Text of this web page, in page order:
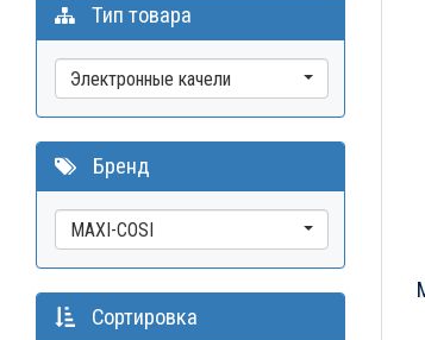
Тип товара
Электронные качели
Бренд
MAXI-COSI
Сортировка